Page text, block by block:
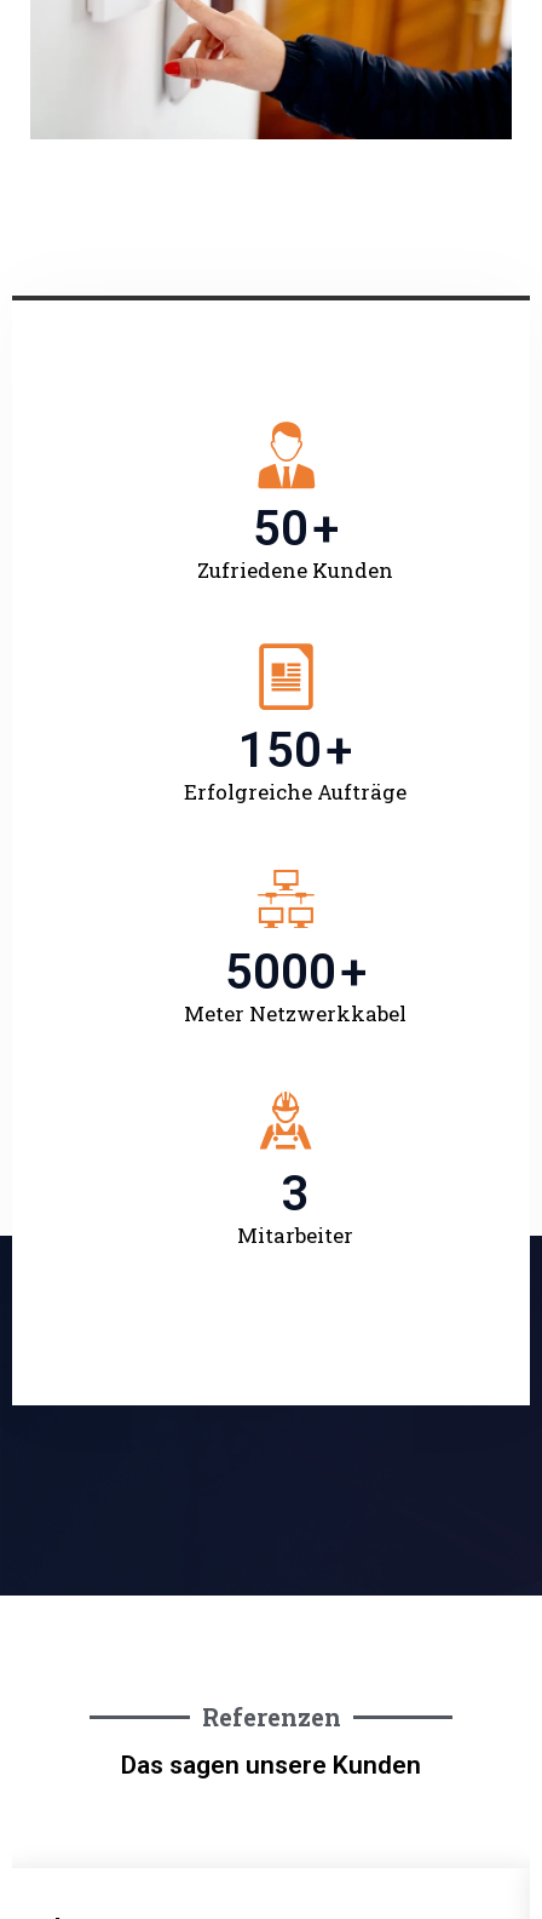
50+
Zufriedene Kunden
150+
Erfolgreiche Aufträge
5000+
Meter Netzwerkkabel
3
Mitarbeiter
Referenzen
Das sagen unsere Kunden